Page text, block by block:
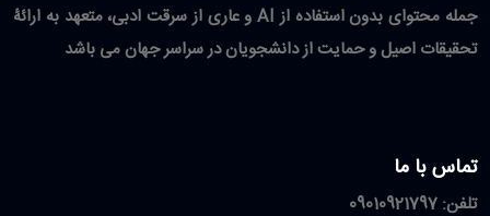
جمله محتوای بدون استفاده از AI و عاری از سرقت ادبی، متعهد به ارائۀ
تحقیقات اصیل و حمایت از دانشجویان در سراسر جهان می باشد
تماس با ما
تلفن: 09010921797